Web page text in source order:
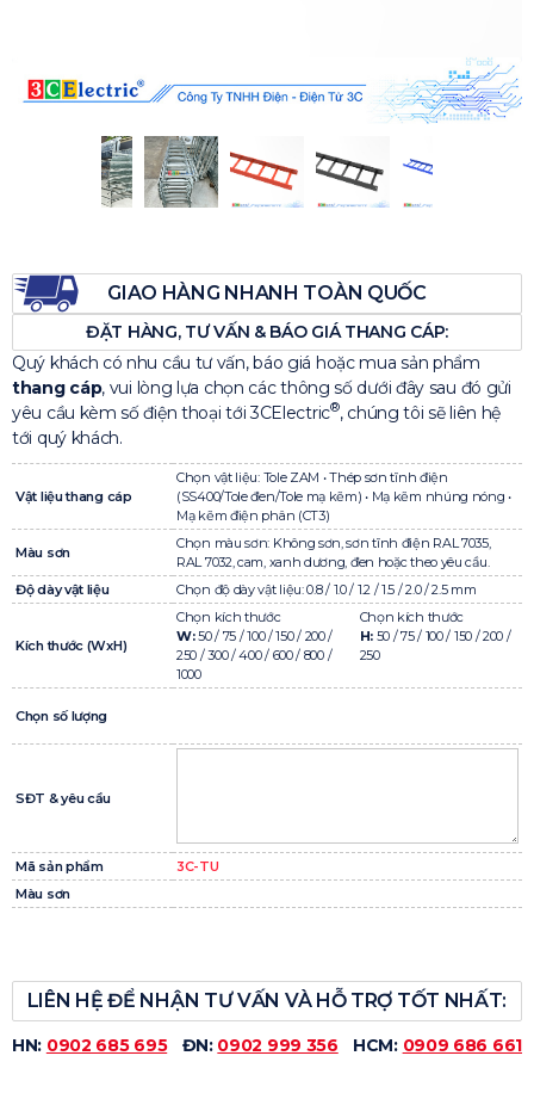
GIAO HÀNG NHANH TOÀN QUỐC
ĐẶT HÀNG, TƯ VẤN & BÁO GIÁ THANG CÁP:
Quý khách có nhu cầu tư vấn, báo giá hoặc mua sản phẩm
thang cáp, vui lòng lựa chọn các thông số dưới đây sau đó gửi
yêu cầu kèm số điện thoại tới 3CElectric®, chúng tôi sẽ liên hệ
tới quý khách.
Vật liệu thang cáp
Chọn vật liệu: Tole ZAM • Thép sơn tĩnh điện
(SS400/Tole đen/Tole mạ kẽm) • Mạ kẽm nhúng nóng •
Mạ kẽm điện phân (CT3)
Màu sơn
Chọn màu sơn: Không sơn, sơn tĩnh điện RAL 7035,
RAL 7032, cam, xanh dương, đen hoặc theo yêu cầu.
Độ dày vật liệu
Chọn độ dày vật liệu: 0.8 / 1.0 / 1.2 / 1.5 / 2.0 / 2.5 mm
Kích thước (WxH)
Chọn kích thước
W:50 / 75 / 100 / 150 / 200 /
250 / 300 / 400 / 600 / 800 /
1000
Chọn kích thước
H:50 / 75 / 100 / 150 / 200 /
250
Chọn số lượng
SĐT & yêu cầu
Mã sản phẩm
3C-TU
Màu sơn
LIÊN HỆ ĐỂ NHẬN TƯ VẤN VÀ HỖ TRỢ TỐT NHẤT:
HN: 0902 685 695 ĐN: 0902 999 356 HCM: 0909 686 661